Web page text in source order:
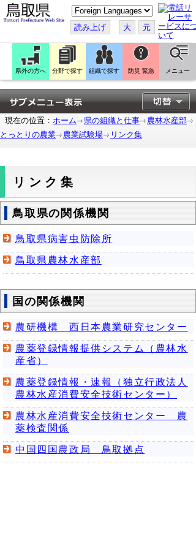
こ
の
ペ
ー
ジ
翻
訳
す
る
読み上げ 大 元
県外の方へ 分野で探す 組織で探す 防災 緊急 メニュー
現在の位置： ホーム 県の組織と仕事
農林水産部
とっとりの農業
農業試験場 リンク集
リンク集
鳥取県の関係機関
鳥取県病害虫防除所
鳥取県農林水産部
国の関係機関
農研機構 西日本農業研究センター
農薬登録情報提供システム（農林水
産省）
農薬登録情報・速報（独立行政法人
農林水産消費安全技術センター）
農林水産消費安全技術センター 農
薬検査関係
中国四国農政局 鳥取拠点